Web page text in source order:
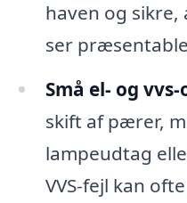
haven og
ser
Små el- og
skift af pærer,
lampeudtag
VVS-fejl kan